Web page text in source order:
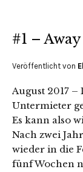
#1 –
Veröffentlicht von
August 2017 –
Untermieter
Es kann also
Nach zwei
wieder in die
fünf Wochen